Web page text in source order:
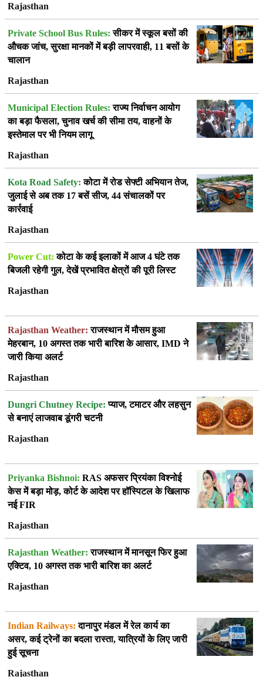
Rajasthan
Private School Bus Rules: सीकर में स्कूल बसों की
औचक जांच, सुरक्षा मानकों में बड़ी लापरवाही, 11 बसों के
चालान
Rajasthan
Municipal Election Rules: राज्य निर्वाचन आयोग
का बड़ा फैसला, चुनाव खर्च की सीमा तय, वाहनों के
इस्तेमाल पर भी नियम लागू
Rajasthan
Kota Road Safety: कोटा में रोड सेफ्टी अभियान तेज,
जुलाई से अब तक 17 बसें सीज, 44 संचालकों पर
कार्रवाई
Rajasthan
Power Cut: कोटा के कई इलाकों में आज 4 घंटे तक
बिजली रहेगी गुल, देखें प्रभावित क्षेत्रों की पूरी लिस्ट
Rajasthan
Rajasthan Weather: राजस्थान में मौसम हुआ
मेहरबान, 10 अगस्त तक भारी बारिश के आसार, IMD ने
जारी किया अलर्ट
Rajasthan
Dungri Chutney Recipe: प्याज, टमाटर और लहसुन
से बनाएं लाजवाब डूंगरी चटनी
Rajasthan
Priyanka Bishnoi: RAS अफसर प्रियंका विश्नोई
केस में बड़ा मोड़, कोर्ट के आदेश पर हॉस्पिटल के खिलाफ
नई FIR
Rajasthan
Rajasthan Weather: राजस्थान में मानसून फिर हुआ
एक्टिव, 10 अगस्त तक भारी बारिश का अलर्ट
Rajasthan
Indian Railways: दानापुर मंडल में रेल कार्य का
असर, कई ट्रेनों का बदला रास्ता, यात्रियों के लिए जारी
हुई सूचना
Rajasthan